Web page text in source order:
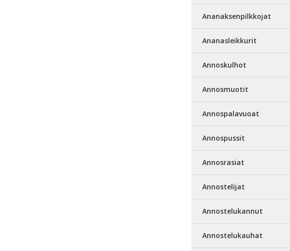
Ananaksenpilkkojat
Ananasleikkurit
Annoskulhot
Annosmuotit
Annospalavuoat
Annospussit
Annosrasiat
Annostelijat
Annostelukannut
Annostelukauhat